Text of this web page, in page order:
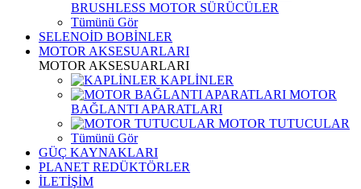
BRUSHLESS MOTOR SÜRÜCÜLER
Tümünü Gör
SELENOİD BOBİNLER
MOTOR AKSESUARLARI
MOTOR AKSESUARLARI
KAPLİNLER
MOTOR
BAĞLANTI APARATLARI
MOTOR TUTUCULAR
Tümünü Gör
GÜÇ KAYNAKLARI
PLANET REDÜKTÖRLER
İLETİŞİM